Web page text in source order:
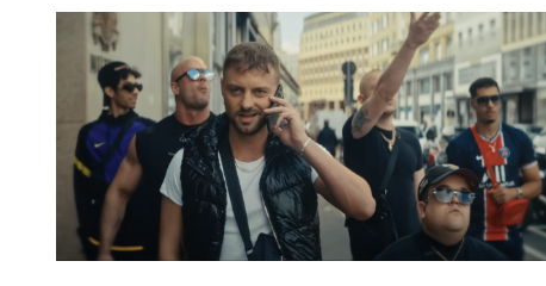
I MIEI PREFERITI
SHOP
CALENDARIO